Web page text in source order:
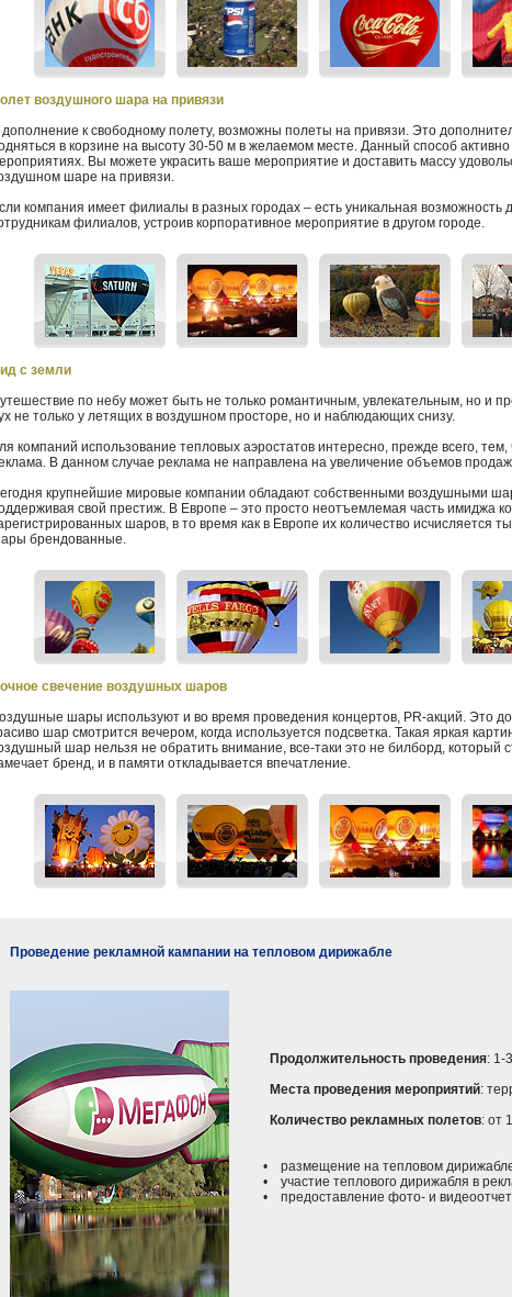
воздушного шара на привязи
дополнение к свободному полету, возможны полеты на привязи. Это
в корзине на высоту 30-50 м в желаемом месте. Данный способ
Вы можете украсить ваше мероприятие и доставить массу
шаре на привязи.
компания имеет филиалы в разных городах – есть уникальная возможность
филиалов, устроив корпоративное мероприятие в другом городе.
с земли
по небу может быть не только романтичным, увлекательным, но и
не только у летящих в воздушном просторе, но и наблюдающих снизу.
компаний использование тепловых аэростатов интересно, прежде всего,
В данном случае реклама не направлена на увеличение объемов продаж
крупнейшие мировые компании обладают собственными воздушными
свой престиж. В Европе – это просто неотъемлемая часть имиджа
шаров, в то время как в Европе их количество исчисляется
брендованные.
свечение воздушных шаров
шары используют и во время проведения концертов, PR-акций. Это
шар смотрится вечером, когда используется подсветка. Такая яркая
шар нельзя не обратить внимание, все-таки это не билборд, который
бренд, и в памяти откладывается впечатление.
Проведение рекламной кампании на тепловом дирижабле
Продолжительность проведения: 1-
Места проведения мероприятий:
Количество рекламных полетов: от
• размещение на тепловом дирижабле
• участие теплового дирижабля в
• предоставление фото- и